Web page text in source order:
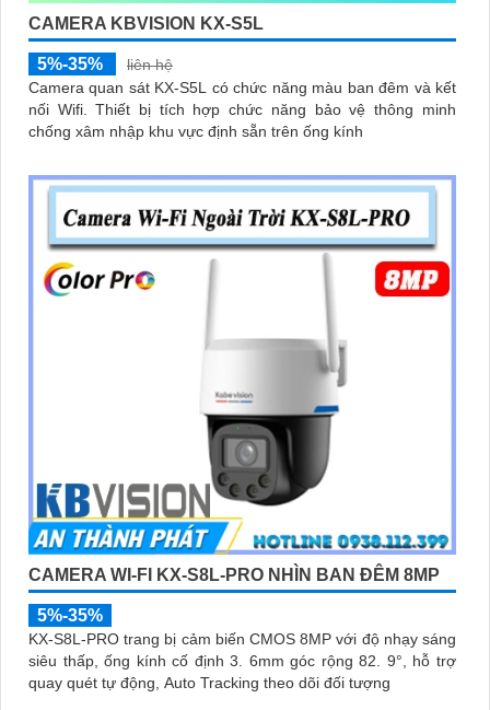
CAMERA KBVISION KX-S5L
5%-35%
liên hệ
Camera quan sát KX-S5L có chức năng màu ban đêm và kết
nối Wifi. Thiết bị tích hợp chức năng bảo vệ thông minh
chống xâm nhập khu vực định sẵn trên ống kính
CAMERA WI-FI KX-S8L-PRO NHÌN BAN ĐÊM 8MP
5%-35%
KX-S8L-PRO trang bị cảm biến CMOS 8MP với độ nhạy sáng
siêu thấp, ống kính cố định 3. 6mm góc rộng 82. 9°, hỗ trợ
quay quét tự động, Auto Tracking theo dõi đối tượng